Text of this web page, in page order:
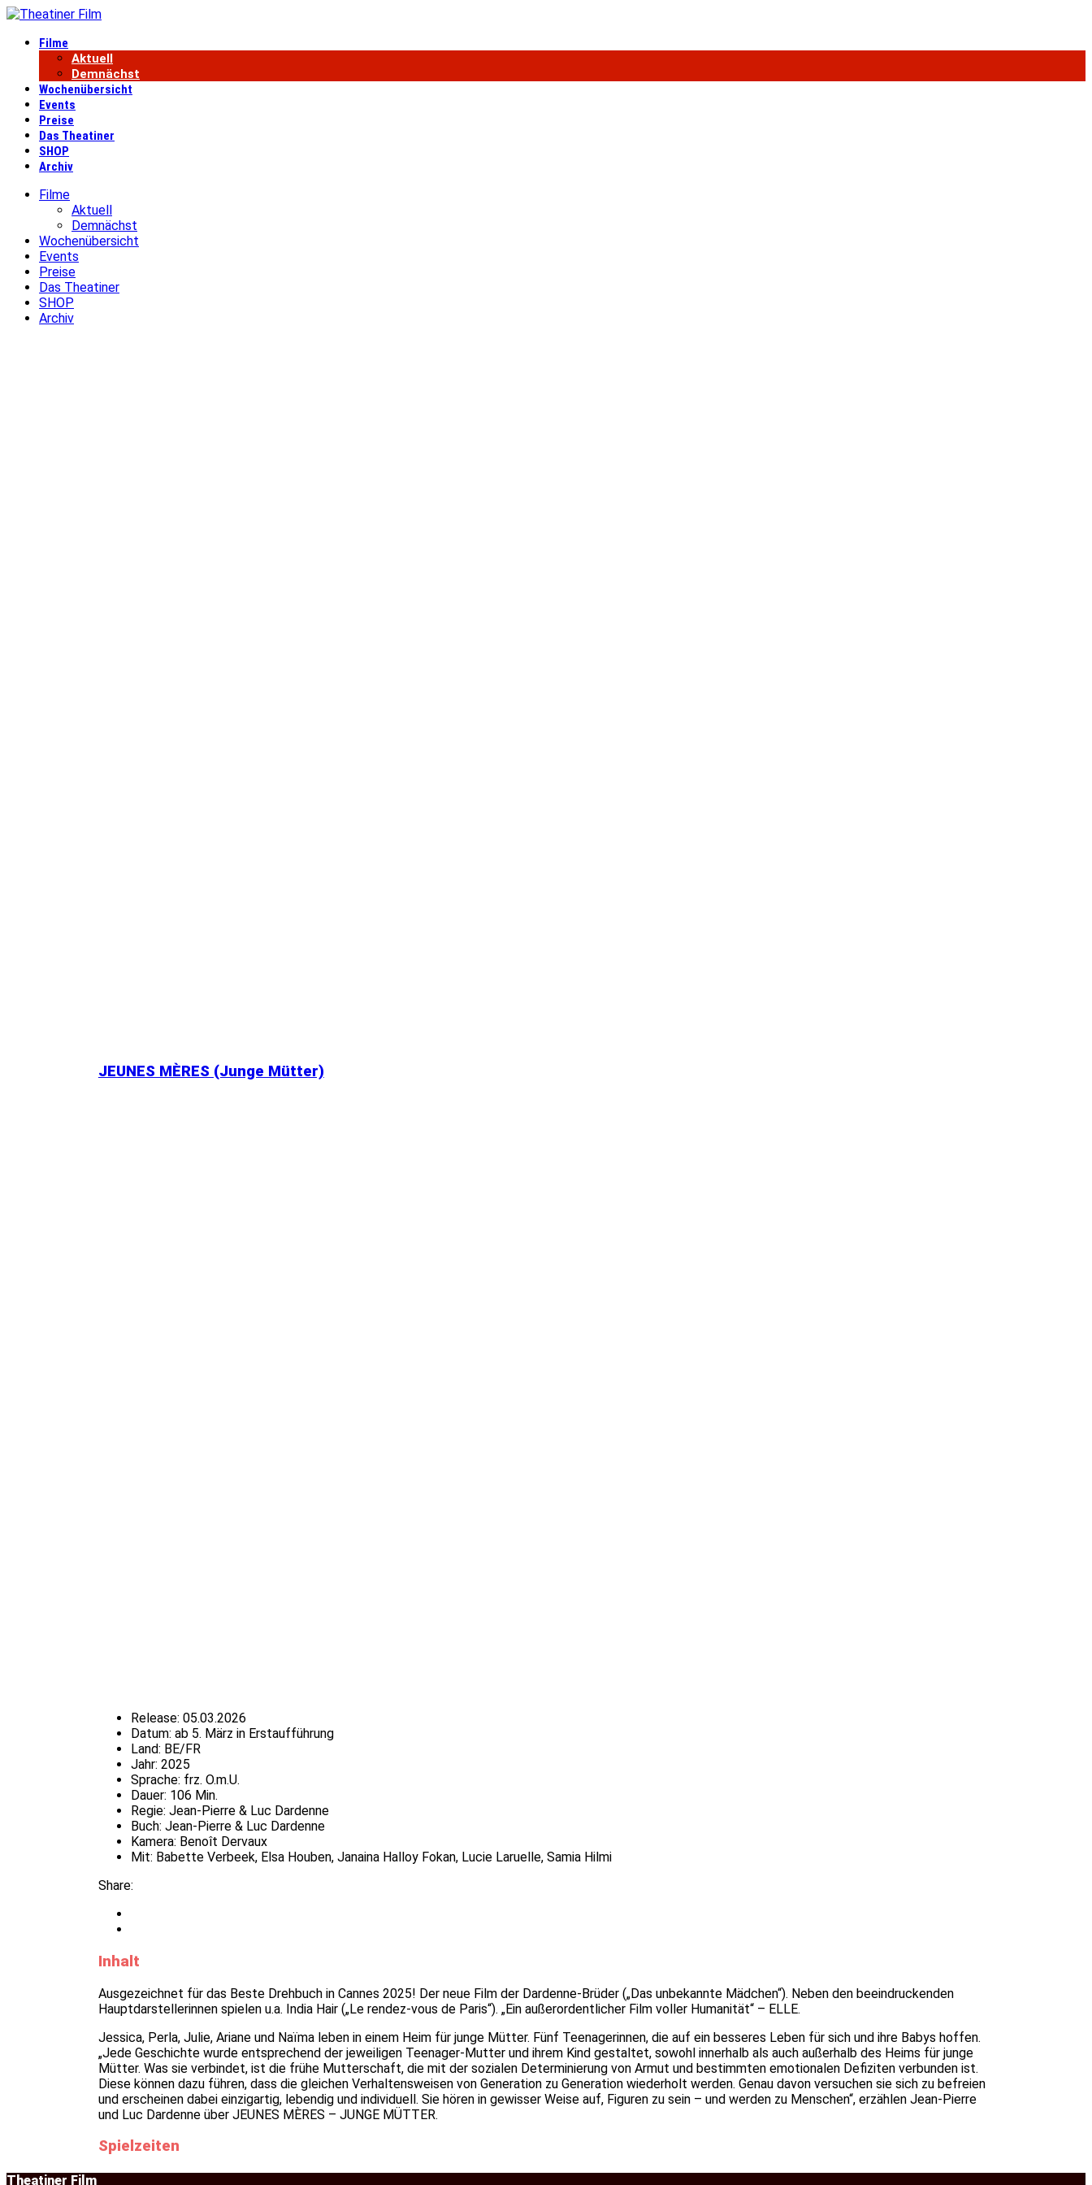
Filme
Aktuell
Demnächst
Wochenübersicht
Events
Preise
Das Theatiner
SHOP
Archiv
Filme
Aktuell
Demnächst
Wochenübersicht
Events
Preise
Das Theatiner
SHOP
Archiv
JEUNES MÈRES (Junge Mütter)
Release: 05.03.2026
Datum: ab 5. März in Erstaufführung
Land: BE/FR
Jahr: 2025
Sprache: frz. O.m.U.
Dauer: 106 Min.
Regie: Jean-Pierre & Luc Dardenne
Buch: Jean-Pierre & Luc Dardenne
Kamera: Benoît Dervaux
Mit: Babette Verbeek, Elsa Houben, Janaina Halloy Fokan, Lucie Laruelle, Samia Hilmi
Share:
Inhalt
Ausgezeichnet für das Beste Drehbuch in Cannes 2025! Der neue Film der Dardenne-Brüder („Das unbekannte Mädchen“). Neben den beeindruckenden
Hauptdarstellerinnen spielen u.a. India Hair („Le rendez-vous de Paris“). „Ein außerordentlicher Film voller Humanität“ – ELLE.
Jessica, Perla, Julie, Ariane und Naïma leben in einem Heim für junge Mütter. Fünf Teenagerinnen, die auf ein besseres Leben für sich und ihre Babys hoffen.
„Jede Geschichte wurde entsprechend der jeweiligen Teenager-Mutter und ihrem Kind gestaltet, sowohl innerhalb als auch außerhalb des Heims für junge
Mütter. Was sie verbindet, ist die frühe Mutterschaft, die mit der sozialen Determinierung von Armut und bestimmten emotionalen Defiziten verbunden ist.
Diese können dazu führen, dass die gleichen Verhaltensweisen von Generation zu Generation wiederholt werden. Genau davon versuchen sie sich zu befreien
und erscheinen dabei einzigartig, lebendig und individuell. Sie hören in gewisser Weise auf, Figuren zu sein – und werden zu Menschen“, erzählen Jean-Pierre
und Luc Dardenne über JEUNES MÈRES – JUNGE MÜTTER.
Spielzeiten
Theatiner Film